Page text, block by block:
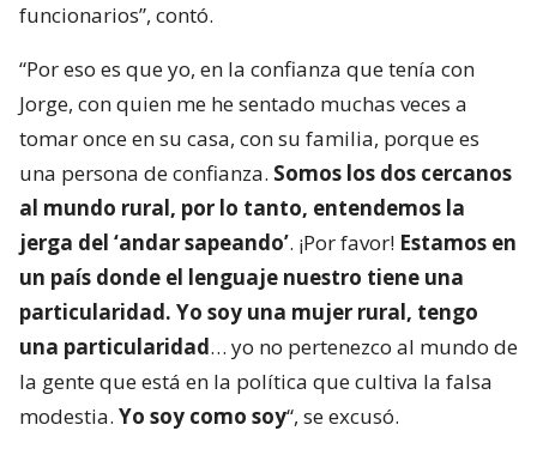
funcionarios”, contó.
“Por eso es que yo, en la confianza que tenía con
Jorge, con quien me he sentado muchas veces a
tomar once en su casa, con su familia, porque es
una persona de confianza. Somos los dos cercanos
al mundo rural, por lo tanto, entendemos la
jerga del ‘andar sapeando’. ¡Por favor! Estamos en
un país donde el lenguaje nuestro tiene una
particularidad. Yo soy una mujer rural, tengo
una particularidad… yo no pertenezco al mundo de
la gente que está en la política que cultiva la falsa
modestia. Yo soy como soy“, se excusó.